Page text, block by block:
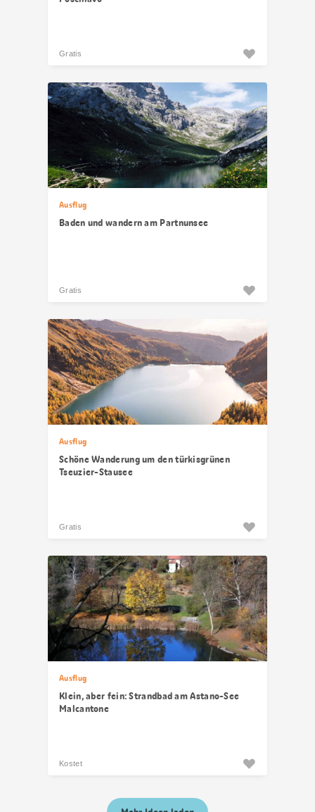
Gratis
Ausflug
Baden und wandern am Partnunsee
Gratis
Ausflug
Schöne Wanderung um den türkisgrünen
Tseuzier-Stausee
Gratis
Ausflug
Klein, aber fein: Strandbad am Astano-See
Malcantone
Kostet